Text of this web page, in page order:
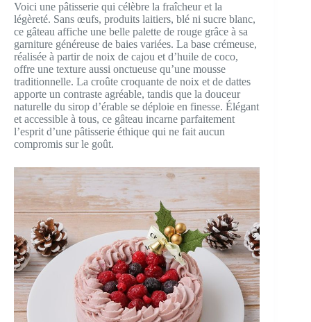
Voici une pâtisserie qui célèbre la fraîcheur et la
légèreté. Sans œufs, produits laitiers, blé ni sucre blanc,
ce gâteau affiche une belle palette de rouge grâce à sa
garniture généreuse de baies variées. La base crémeuse,
réalisée à partir de noix de cajou et d’huile de coco,
offre une texture aussi onctueuse qu’une mousse
traditionnelle. La croûte croquante de noix et de dattes
apporte un contraste agréable, tandis que la douceur
naturelle du sirop d’érable se déploie en finesse. Élégant
et accessible à tous, ce gâteau incarne parfaitement
l’esprit d’une pâtisserie éthique qui ne fait aucun
compromis sur le goût.